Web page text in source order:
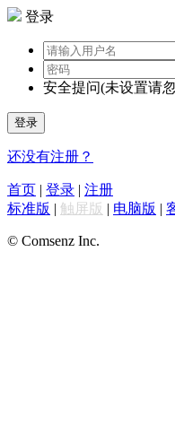
登录
安全提问(未设置请
登录
还没有注册？
首页 | 登录 | 注册
标准版 | 触屏版 | 电脑版 |
© Comsenz Inc.